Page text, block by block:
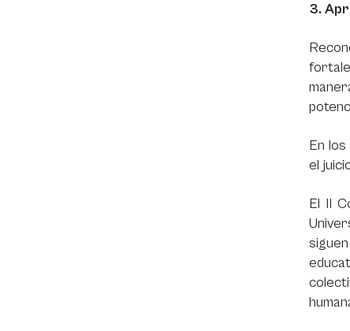
3.
En
el
El II